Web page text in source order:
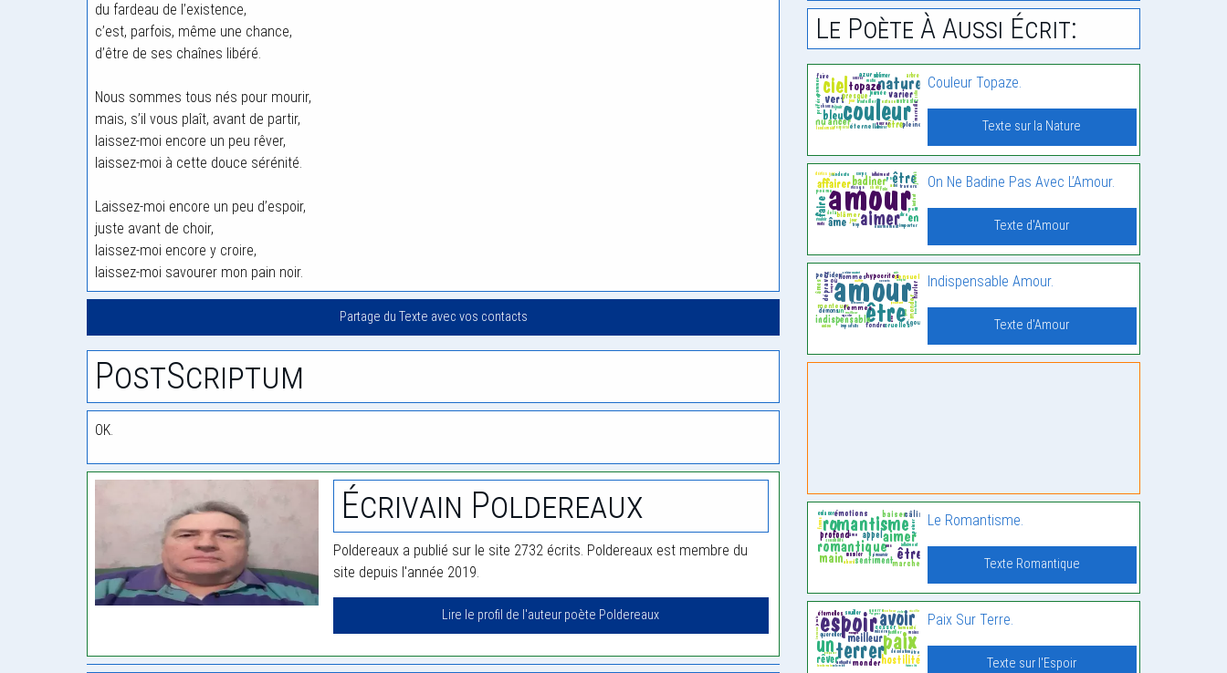
du fardeau de l’existence,
c’est, parfois, même une chance,
d’être de ses chaînes libéré.
Nous sommes tous nés pour mourir,
mais, s’il vous plaît, avant de partir,
laissez-moi encore un peu rêver,
laissez-moi à cette douce sérénité.
Laissez-moi encore un peu d’espoir,
juste avant de choir,
laissez-moi encore y croire,
laissez-moi savourer mon pain noir.
Partage du Texte avec vos contacts
PostScriptum
OK.
Écrivain Poldereaux
Poldereaux a publié sur le site 2732 écrits. Poldereaux est membre du
site depuis l'année 2019.
Lire le profil de l'auteur poète Poldereaux
Le Poète À Aussi Écrit:
Couleur Topaze.
Texte sur la Nature
On Ne Badine Pas Avec L’Amour.
Texte d'Amour
Indispensable Amour.
Texte d'Amour
Le Romantisme.
Texte Romantique
Paix Sur Terre.
Texte sur l'Espoir